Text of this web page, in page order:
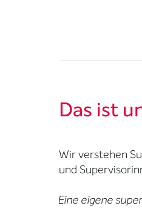
Das ist
Wir verstehen
und
Eine eigene